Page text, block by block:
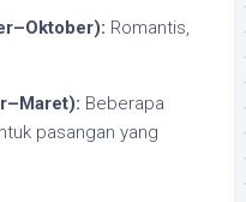
Romantis,
Beberapa
pasangan yang